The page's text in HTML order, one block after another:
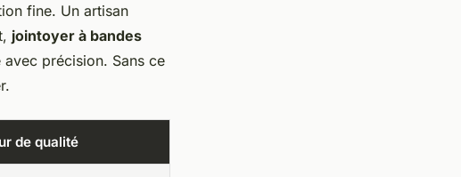
fine. Un artisan
jointoyer à bandes
précision. Sans ce
de qualité